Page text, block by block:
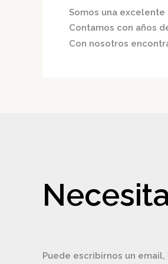
Somos una
Contamos con años
Con nosotros
Puede escribirnos un